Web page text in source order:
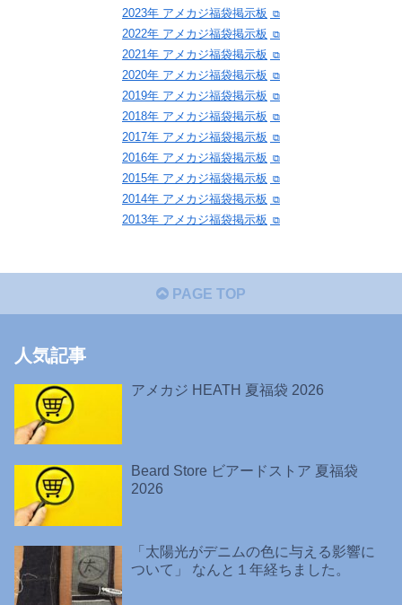
2023年 アメカジ福袋掲示板
2022年 アメカジ福袋掲示板
2021年 アメカジ福袋掲示板
2020年 アメカジ福袋掲示板
2019年 アメカジ福袋掲示板
2018年 アメカジ福袋掲示板
2017年 アメカジ福袋掲示板
2016年 アメカジ福袋掲示板
2015年 アメカジ福袋掲示板
2014年 アメカジ福袋掲示板
2013年 アメカジ福袋掲示板
PAGE TOP
人気記事
アメカジ HEATH 夏福袋 2026
Beard Store ビアードストア 夏福袋
2026
「太陽光がデニムの色に与える影響に
ついて」 なんと１年経ちました。